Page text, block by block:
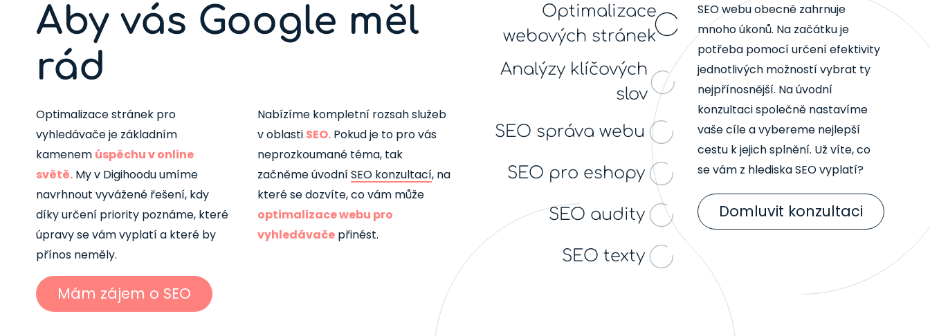
Optimalizace
webových stránek
Analýzy klíčových
slov
SEO správa webu
SEO pro eshopy
SEO audity
SEO texty
SEO webu obecně zahrnuje
mnoho úkonů. Na začátku je
potřeba pomocí určení efektivity
jednotlivých možností vybrat ty
nejpřínosnější. Na úvodní
konzultaci společně nastavíme
vaše cíle a vybereme nejlepší
cestu k jejich splnění. Už víte, co
se vám z hlediska SEO vyplatí?
Domluvit konzultaci
Aby vás Google měl
rád
Optimalizace stránek pro
vyhledávače je základním
kamenem úspěchu v online
světě. My v Digihoodu umíme
navrhnout vyvážené řešení, kdy
díky určení priority poznáme, které
úpravy se vám vyplatí a které by
přínos neměly.
Nabízíme kompletní rozsah služeb
v oblasti SEO. Pokud je to pro vás
neprozkoumané téma, tak
začněme úvodníSEO konzultací, na
které se dozvíte, co vám může
optimalizace webu pro
vyhledávače přinést.
Mám zájem o SEO